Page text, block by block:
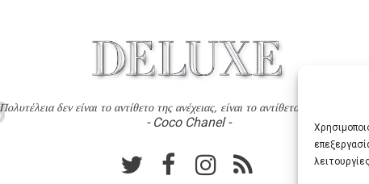
Πολυτέλεια δεν είναι το αντίθετο της ανέχειας, είναι το αντίθετο της
- Coco Chanel -